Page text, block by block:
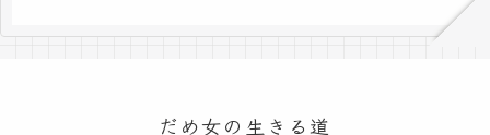
だめ女の生きる道